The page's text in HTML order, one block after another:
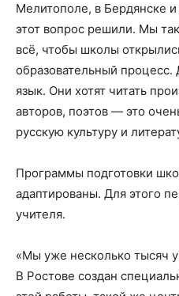
Мелитополе, в Бердянске
этот вопрос решили. Мы
всё, чтобы школы
образовательный процесс.
язык. Они хотят читать
авторов, поэтов — это
русскую культуру и
Программы подготовки
адаптированы. Для этого
учителя.
«Мы уже несколько тысяч
В Ростове создан